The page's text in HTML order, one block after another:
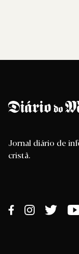
Jornal diário de
cristã.